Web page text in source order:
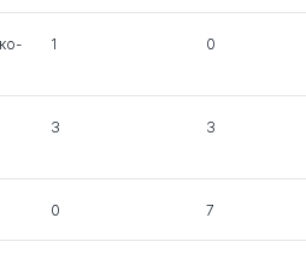
1 0
3 3
0 7